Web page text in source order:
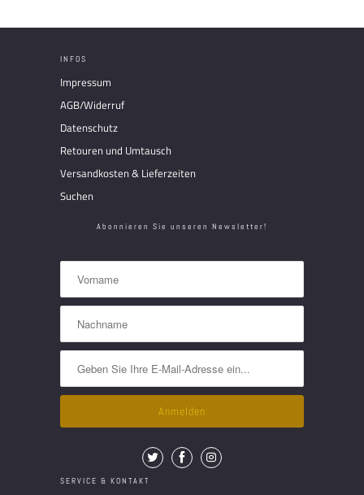
INFOS
Impressum
AGB/Widerruf
Datenschutz
Retouren und Umtausch
Versandkosten & Lieferzeiten
Suchen
Abonnieren Sie unseren Newsletter!
SERVICE & KONTAKT